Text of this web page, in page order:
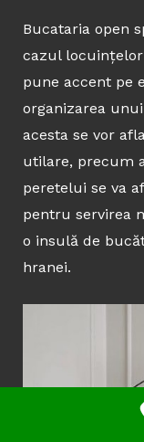
Bucataria open
cazul
pune accent pe
organizarea
acesta se vor
utilare, precum
peretelui se va
pentru servirea
o insulă de
hranei.